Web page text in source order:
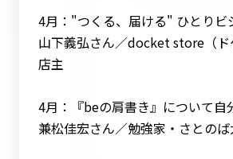
4月："つくる、届ける" ひとりビ
山下義弘さん／docket store（ド
店主
4月：『beの肩書き』について自
兼松佳宏さん／勉強家・さとの